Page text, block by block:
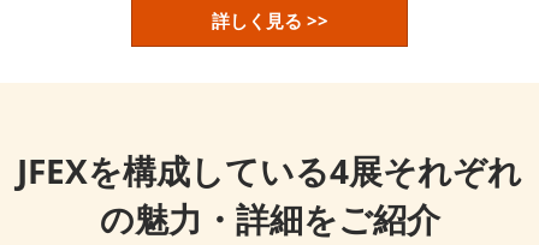
詳しく見る >>
JFEXを構成している4展それぞれ
の魅力・詳細をご紹介